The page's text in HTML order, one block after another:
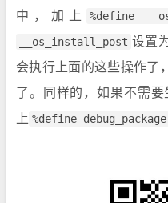
中，加上
%define
__os_install_post 设置
会执行上面的这些操作了
了。同样的，如果不需
上 %define